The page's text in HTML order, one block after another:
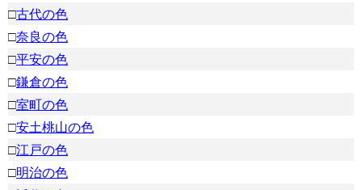
□古代の色
□奈良の色
□平安の色
□鎌倉の色
□室町の色
□安土桃山の色
□江戸の色
□明治の色